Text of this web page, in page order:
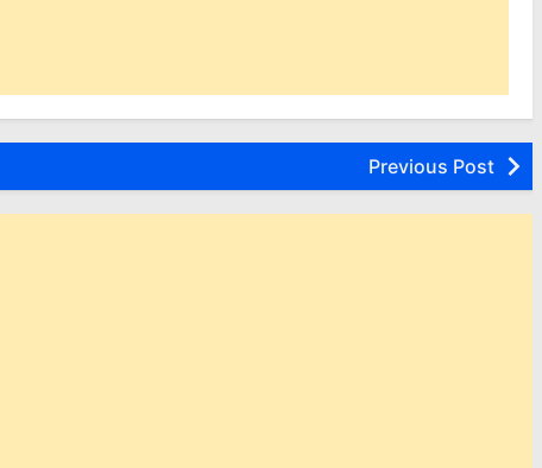
Previous Post